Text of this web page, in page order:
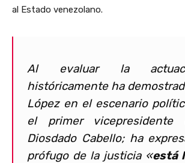
al Estado venezolano.
Al evaluar la
históricamente ha
López en el escenario
el primer vicepresidente
Diosdado Cabello; ha
prófugo de la justicia «está